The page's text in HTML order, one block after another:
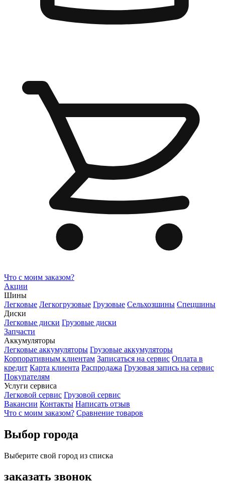
Что с моим заказом?
Акции
Шины
Легковые Легкогрузовые Грузовые Сельхозшины Спецшины
Диски
Легковые диски Грузовые диски
Запчасти
Аккумуляторы
Легковые аккумуляторы Грузовые аккумуляторы
Корпоративным клиентам Записаться на сервис Оплата в
кредит Карта клиента Распродажа Грузовая запись на сервис
Покупателям
Услуги сервиса
Легковой сервис Грузовой сервис
Вакансии Контакты Написать отзыв
Что с моим заказом? Сравнение товаров
Выбор города
Выберите свой город из списка
заказать звонок